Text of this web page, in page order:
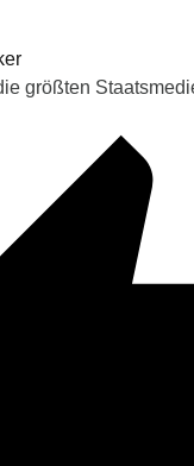
größten